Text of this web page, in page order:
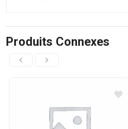
Produits Connexes